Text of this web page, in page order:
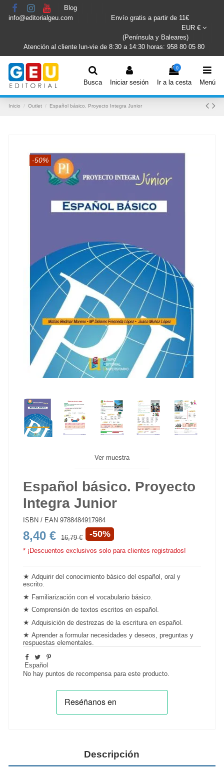
Blog
info@editorialgeu.com
Envío gratis a partir de 11€
EUR €
(Península y Baleares)
Atención al cliente lun-vie de 8:30 a 14:30 horas: 958 80 05 80
Busca Iniciar sesión
0
Ir a la cesta Menú
Inicio Outlet Español básico. Proyecto Integra Junior
-50%
Ver muestra
Español básico. Proyecto
Integra Junior
ISBN / EAN 9788484917984
8,40 € 16,79 € -50%
* ¡Descuentos exclusivos solo para clientes registrados!
★ Adquirir del conocimiento básico delespañol , oral y
escrito.
★ Familiarización con el vocabulario básico.
★ Comprensión de textos escritos en español.
★ Adquisición de destrezas de laescritura en español.
★ Aprender a formular necesidades y deseos, preguntas y
respuestas elementales.
Español
No hay puntos de recompensa para este producto.
Descripción